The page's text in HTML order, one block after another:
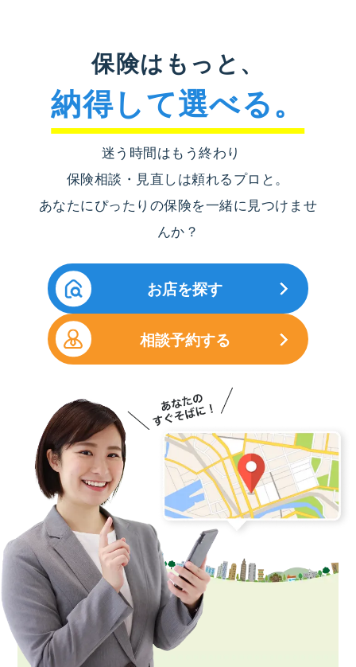
保険はもっと、
納得して選べる。
迷う時間はもう終わり
保険相談・見直しは頼れるプロと。
あなたにぴったりの保険を一緒に見つけませ
んか？
お店を探す
相談予約する